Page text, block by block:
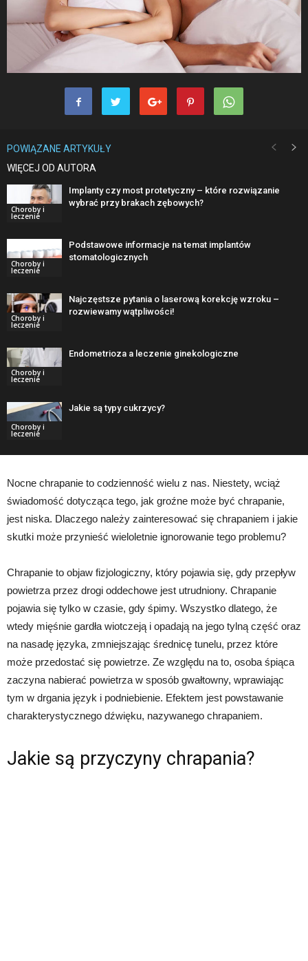
POWIĄZANE ARTYKUŁY
WIĘCEJ OD AUTORA
Choroby i
leczenie
Implanty czy most protetyczny – które rozwiązanie
wybrać przy brakach zębowych?
Choroby i
leczenie
Podstawowe informacje na temat implantów
stomatologicznych
Choroby i
leczenie
Najczęstsze pytania o laserową korekcję wzroku –
rozwiewamy wątpliwości!
Choroby i
leczenie
Endometrioza a leczenie ginekologiczne
Choroby i
leczenie
Jakie są typy cukrzycy?
Nocne chrapanie to codzienność wielu z nas. Niestety, wciąż
świadomość dotycząca tego, jak groźne może być chrapanie,
jest niska. Dlaczego należy zainteresować się chrapaniem i jakie
skutki może przynieść wieloletnie ignorowanie tego problemu?
Chrapanie to objaw fizjologiczny, który pojawia się, gdy przepływ
powietrza przez drogi oddechowe jest utrudniony. Chrapanie
pojawia się tylko w czasie, gdy śpimy. Wszystko dlatego, że
wtedy mięśnie gardła wiotczeją i opadają na jego tylną część oraz
na nasadę języka, zmniejszając średnicę tunelu, przez które
może przedostać się powietrze. Ze względu na to, osoba śpiąca
zaczyna nabierać powietrza w sposób gwałtowny, wprawiając
tym w drgania język i podniebienie. Efektem jest powstawanie
charakterystycznego dźwięku, nazywanego chrapaniem.
Jakie są przyczyny chrapania?